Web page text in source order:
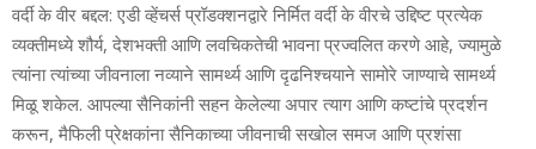
वर्दी के वीर बद्दल: एडी व्हेंचर्स प्रॉडक्शनद्वारे निर्मित वर्दी के वीरचे उद्दिष्ट प्रत्येक
व्यक्तीमध्ये शौर्य, देशभक्ती आणि लवचिकतेची भावना प्रज्वलित करणे आहे, ज्यामुळे
त्यांना त्यांच्या जीवनाला नव्याने सामर्थ्य आणि दृढनिश्चयाने सामोरे जाण्याचे सामर्थ्य
मिळू शकेल. आपल्या सैनिकांनी सहन केलेल्या अपार त्याग आणि कष्टांचे प्रदर्शन
करून, मैफिली प्रेक्षकांना सैनिकाच्या जीवनाची सखोल समज आणि प्रशंसा